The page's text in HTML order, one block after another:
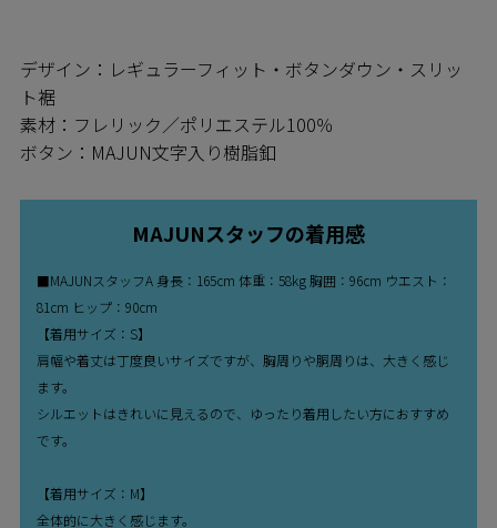
デザイン：レギュラーフィット・ボタンダウン・スリッ
ト裾
素材：フレリック／ポリエステル100％
ボタン：MAJUN文字入り樹脂釦
MAJUNスタッフの着用感
■MAJUNスタッフA 身長：165cm 体重：58kg 胸囲：96cm ウエスト：
81cm ヒップ：90cm
【着用サイズ：S】
肩幅や着丈は丁度良いサイズですが、胸周りや胴周りは、大きく感じ
ます。
シルエットはきれいに見えるので、ゆったり着用したい方におすすめ
です。
【着用サイズ：M】
全体的に大きく感じます。